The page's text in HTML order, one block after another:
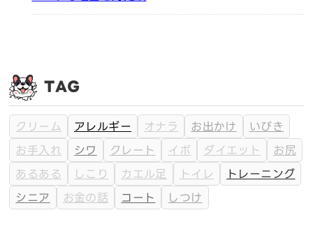
TAG
クリーム アレルギー オナラ お出かけ
いびき
お手入れ
シワ クレート イボ ダイエット
お尻
あるある
しこり カエル足 トイレ
トレーニング
シニア
お金の話 コート しつけ